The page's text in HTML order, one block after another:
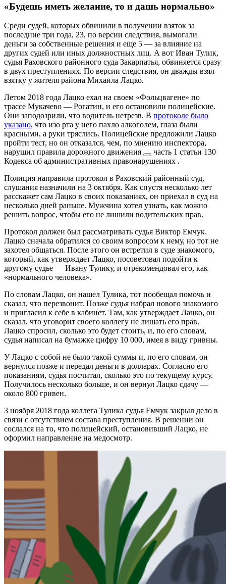
«Будешь иметь желание, то и дашь нормально»
Среди судей, которых обвинили в получении взяток за
последние три года, 23, по версии следствия, вымогали
деньги за собственные решения и еще 5 — за влияние на
других судей или иных должностных лиц. А вот Иван Тулик,
судья Раховского районного суда Закарпатья, обвиняется сразу
в двух преступлениях. По версии следствия, он дважды взял
взятку у жителя района Михаила Лацко.
Летом 2018 года Лацко ехал на своем «Фольцвагене» по
трассе Мукачево — Рогатин, и его остановили полицейские.
Они заподозрили, что водитель нетрезв. В протоколе было
указано, что изо рта у него пахло алкоголем, глаза были
красными, а руки тряслись. Полицейские предложили Лацко
пройти тест, но он отказался, чем, по мнению инспектора,
нарушил правила дорожного движения
часть 1 статьи 130
Кодекса об административных правонарушениях .
Полиция направила протокол в Раховский районный суд,
слушания назначили на 3 октября. Как спустя несколько лет
расскажет сам Лацко в своих показаниях, он приехал в суд на
несколько дней раньше. Мужчина хотел узнать, как можно
решить вопрос, чтобы его не лишили водительских прав.
Протокол должен был рассматривать судья Виктор Емчук.
Лацко сначала обратился со своим вопросом к нему, но тот не
захотел общаться. После этого он встретил в суде знакомого,
который, как утверждает Лацко, посоветовал подойти к
другому судье — Ивану Тулику, и отрекомендовал его, как
«нормального человека».
По словам Лацко, он нашел Тулика, тот пообещал помочь и
сказал, что перезвонит. Позже судья набрал нового знакомого
и пригласил к себе в кабинет. Там, как утверждает Лацко, он
сказал, что уговорит своего коллегу не лишать его прав.
Лацко спросил, сколько это будет стоить, и, по его словам,
судья написал на бумажке цифру 10 000, имея в виду гривны.
У Лацко с собой не было такой суммы и, по его словам, он
вернулся позже и передал деньги в долларах. Согласно его
показаниям, судья посчитал, сколько это по текущему курсу.
Получилось несколько больше, и он вернул Лацко сдачу —
около 800 гривен.
3 ноября 2018 года коллега Тулика судья Емчук закрыл дело в
связи с отсутствием состава преступления. В решении он
сослался на то, что полицейский, остановивший Лацко, не
оформил направление на медосмотр.